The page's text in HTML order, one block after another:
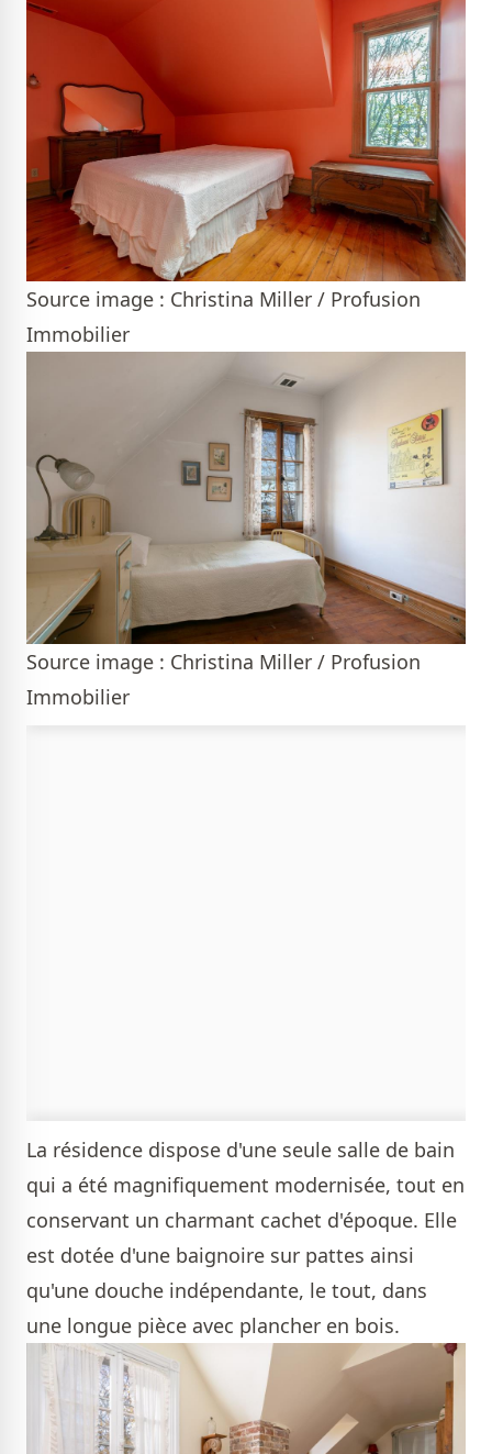
Source image : Christina Miller / Profusion
Immobilier
Source image : Christina Miller / Profusion
Immobilier
La résidence dispose d'une seule salle de bain
qui a été magnifiquement modernisée, tout en
conservant un charmant cachet d'époque. Elle
est dotée d'une baignoire sur pattes ainsi
qu'une douche indépendante, le tout, dans
une longue pièce avec plancher en bois.